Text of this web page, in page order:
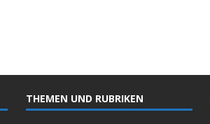
THEMEN UND RUBRIKEN